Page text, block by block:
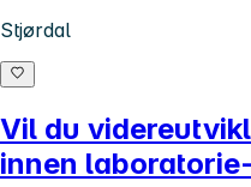
Stjørdal
Vil du
innen